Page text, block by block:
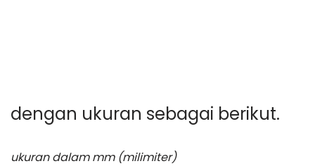
dengan ukuran sebagai berikut.
ukuran dalam mm (milimiter)